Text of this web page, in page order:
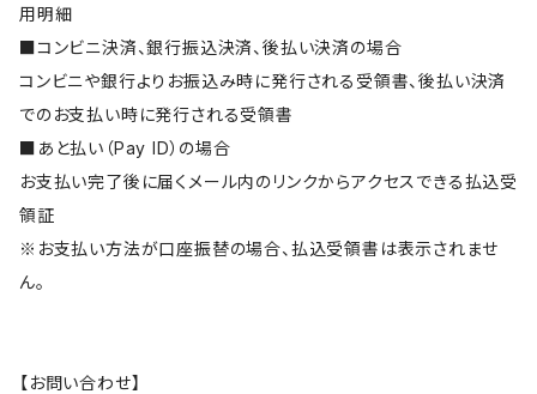
用明細
■コンビニ決済、銀行振込決済、後払い決済の場合
コンビニや銀行よりお振込み時に発行される受領書、後払い決済
でのお支払い時に発行される受領書
■あと払い（Pay ID）の場合
お支払い完了後に届くメール内のリンクからアクセスできる払込受
領証
※お支払い方法が口座振替の場合、払込受領書は表示されませ
ん。
【お問い合わせ】